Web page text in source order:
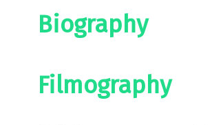
Biography
Filmography